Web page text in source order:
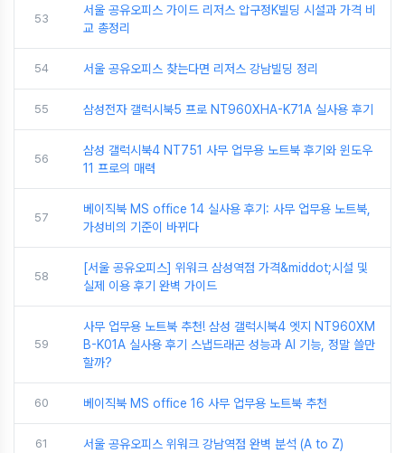
53
서울 공유오피스 가이드 리저스 압구정K빌딩 시설과 가격 비
교 총정리
54 서울 공유오피스 찾는다면 리저스 강남빌딩 정리
55 삼성전자 갤럭시북5 프로 NT960XHA-K71A 실사용 후기
56
삼성 갤럭시북4 NT751 사무 업무용 노트북 후기와 윈도우
11 프로의 매력
57
베이직북 MS office 14 실사용 후기: 사무 업무용 노트북,
가성비의 기준이 바뀌다
58
[서울 공유오피스] 위워크 삼성역점 가격&middot;시설 및
실제 이용 후기 완벽 가이드
59
사무 업무용 노트북 추천! 삼성 갤럭시북4 엣지 NT960XM
B-K01A 실사용 후기 스냅드래곤 성능과 AI 기능, 정말 쓸만
할까?
60 베이직북 MS office 16 사무 업무용 노트북 추천
61 서울 공유오피스 위워크 강남역점 완벽 분석 (A to Z)